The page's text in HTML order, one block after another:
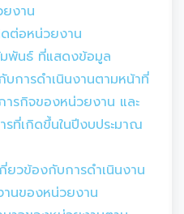
งาน
ต่อหน่วยงาน
มพันธ์ ที่แสดงข้อมูล
บการดำเนินงานตามหน้าที่
ารกิจของหน่วยงาน และ
รที่เกิดขึ้นในปีงบประมาณ
ยวข้องกับการดำเนินงาน
นของหน่วยงาน